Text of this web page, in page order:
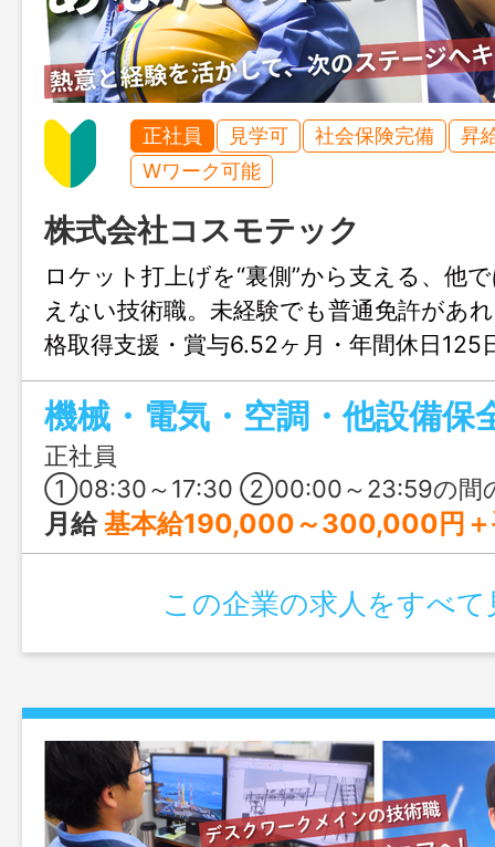
正社員 見学可 社会保険完備
昇
Wワーク可能
株式会社コスモテック
ロケット打上げを“裏側”から支える、他
えない技術職。未経験でも普通免許があ
格取得支援・賞与6.52ヶ月・年間休日125
経験者はJAXA関連業務や年収アップも目
定を両立できる求人です。
機械・電気・空調・他設備保
正社員
①08:30～17:30 ②00:00～23:59の間の8時間（交替シフト制） 基本は①、
月給基本給190,000～300,000円＋手当 ※賃金については、経験・
この企業の求人をすべて